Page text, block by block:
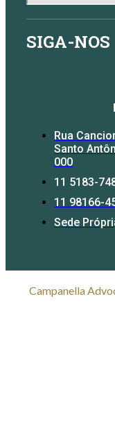
SIGA-NOS
Rua
Santo
000
11 5183-
11 98166-
Sede
Campanella